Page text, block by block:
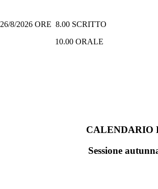
26/8/2026 ORE 8.00 SCRITTO
10.00 ORALE
CALENDARIO
Sessione